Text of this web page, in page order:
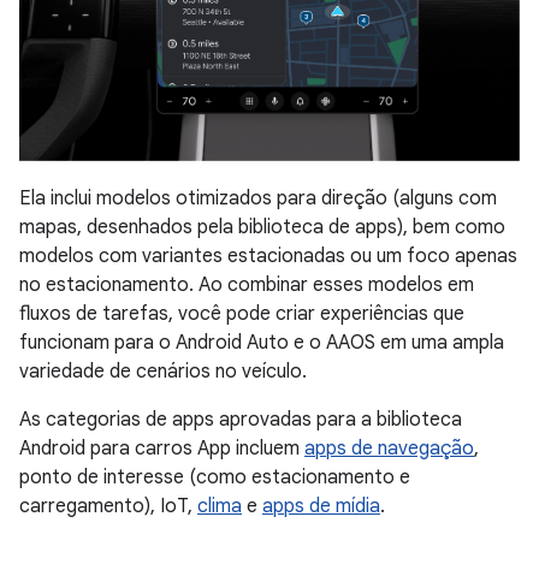
Ela inclui modelos otimizados para direção (alguns com
mapas, desenhados pela biblioteca de apps), bem como
modelos com variantes estacionadas ou um foco apenas
no estacionamento. Ao combinar esses modelos em
fluxos de tarefas, você pode criar experiências que
funcionam para o Android Auto e o AAOS em uma ampla
variedade de cenários no veículo.
As categorias de apps aprovadas para a biblioteca
Android para carros App incluem apps de navegação,
ponto de interesse (como estacionamento e
carregamento), IoT, clima e apps de mídia.